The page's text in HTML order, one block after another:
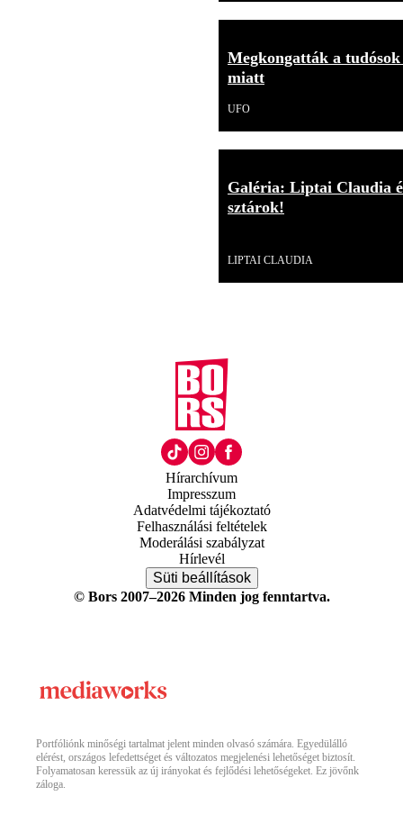
Megkongatták a
miatt
UFO
Galéria: Liptai Claudia
sztárok!
LIPTAI CLAUDIA
Hírarchívum
Impresszum
Adatvédelmi tájékoztató
Felhasználási feltételek
Moderálási szabályzat
Hírlevél
Süti beállítások
© Bors 2007–2026 Minden jog fenntartva.
Portfóliónk minőségi tartalmat jelent minden olvasó számára. Egyedülálló
elérést, országos lefedettséget és változatos megjelenési lehetőséget biztosít.
Folyamatosan keressük az új irányokat és fejlődési lehetőségeket. Ez jövőnk
záloga.